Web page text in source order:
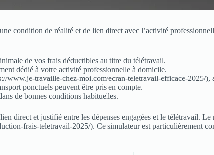
condition de réalité et de lien direct avec l’activité
de vos frais déductibles au titre du télétravail.
dédié à votre activité professionnelle à domicile.
www.je-travaille-chez-moi.com/ecran-teletravail-efficace-2025/),
ponctuels peuvent être pris en compte.
de bonnes conditions habituelles.
direct et justifié entre les dépenses engagées et le télétravail.
frais-teletravail-2025/). Ce simulateur est particulièrement